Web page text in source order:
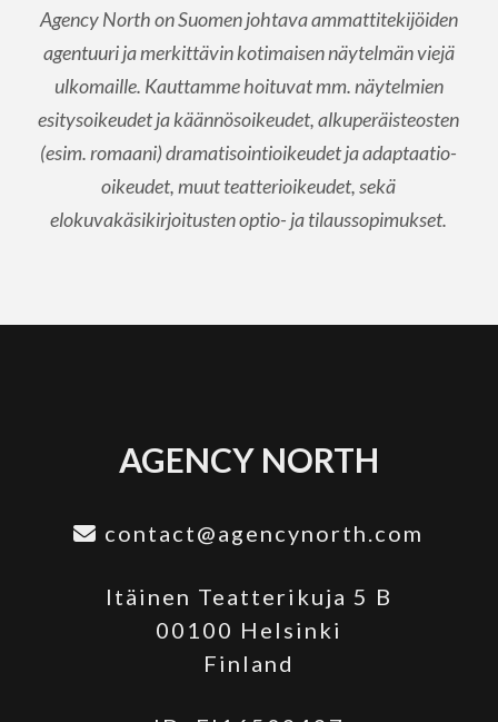
Agency North on Suomen johtava ammattitekijöiden
agentuuri ja merkittävin kotimaisen näytelmän viejä
ulkomaille. Kauttamme hoituvat mm. näytelmien
esitysoikeudet ja käännösoikeudet, alkuperäisteosten
(esim. romaani) dramatisointioikeudet ja adaptaatio-
oikeudet, muut teatterioikeudet, sekä
elokuvakäsikirjoitusten optio- ja tilaussopimukset.
AGENCY NORTH
contact@agencynorth.com
Itäinen Teatterikuja 5 B
00100 Helsinki
Finland